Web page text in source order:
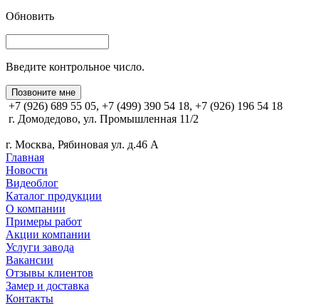
Обновить
Введите контрольное число.
Позвоните мне
+7 (926) 689 55 05, +7 (499) 390 54 18, +7 (926) 196 54 18
г. Домодедово, ул. Промышленная 11/2
г. Москва, Рябиновая ул. д.46 А
Главная
Новости
Видеоблог
Каталог продукции
О компании
Примеры работ
Акции компании
Услуги завода
Вакансии
Отзывы клиентов
Замер и доставка
Контакты